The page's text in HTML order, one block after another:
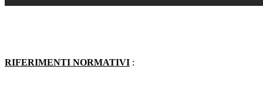
RIFERIMENTI NORMATIVI :